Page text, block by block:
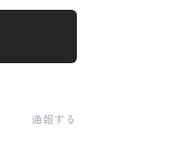
通報する